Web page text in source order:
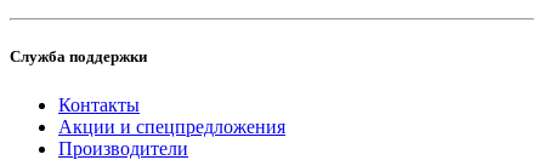
Служба поддержки
Контакты
Акции и спецпредложения
Производители